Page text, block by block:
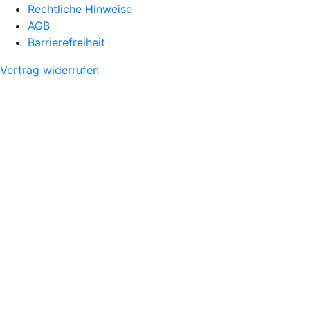
Rechtliche Hinweise
AGB
Barrierefreiheit
Vertrag widerrufen